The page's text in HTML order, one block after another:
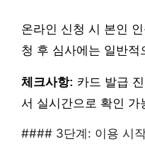
온라인 신청 시 본인
청 후 심사에는 일반적
체크사항: 카드 발급
서 실시간으로 확인 가
#### 3단계: 이용 시